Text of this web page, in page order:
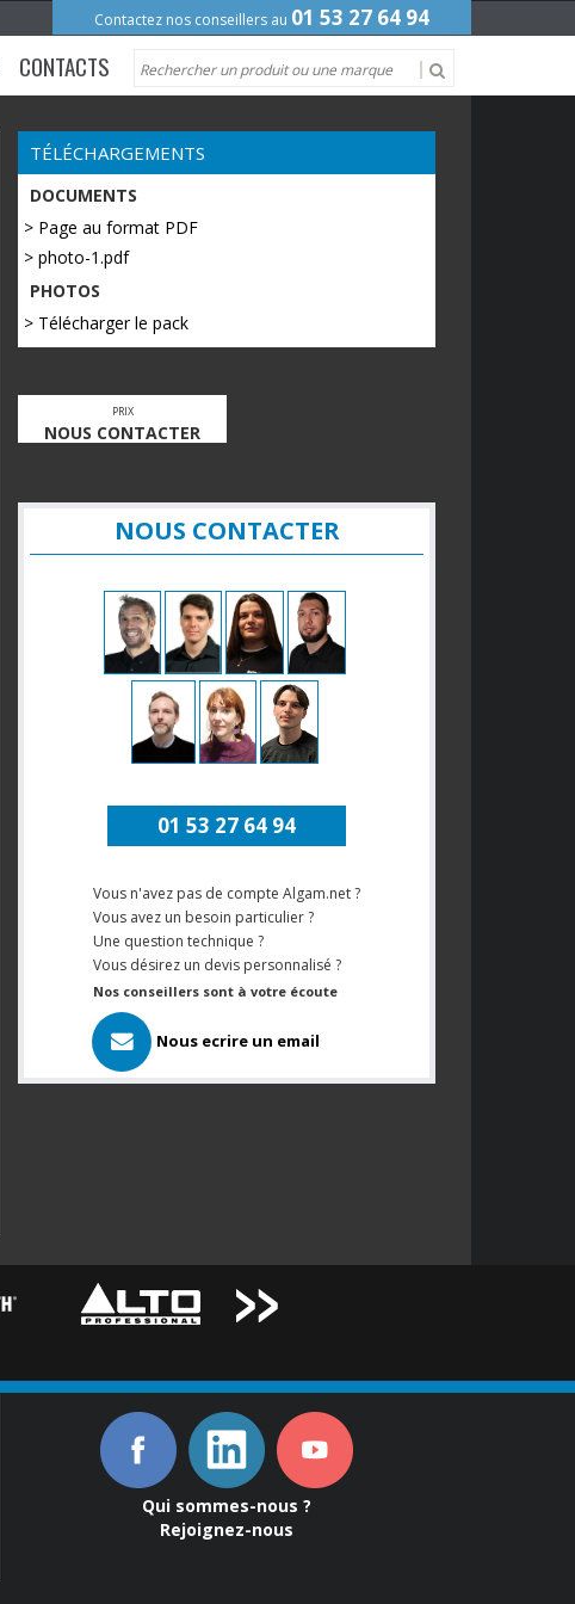
Contactez nos conseillers au 01 53 27 64 94
CONTACTS
TÉLÉCHARGEMENTS
DOCUMENTS
> Page au format PDF
> photo-1.pdf
PHOTOS
> Télécharger le pack
PRIX
NOUS CONTACTER
NOUS CONTACTER
01 53 27 64 94
Vous n'avez pas de compte Algam.net ?
Vous avez un besoin particulier ?
Une question technique ?
Vous désirez un devis personnalisé ?
Nos conseillers sont à votre écoute
Nous ecrire un email
Qui sommes-nous ?
Rejoignez-nous